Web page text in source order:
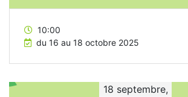
10:00
du 16 au 18 octobre 2025
18 septembre,